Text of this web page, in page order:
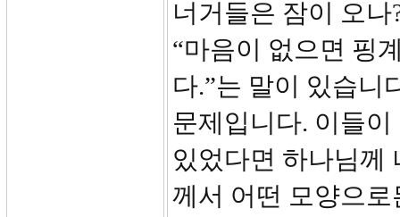
너거들은 잠이 오나
“마음이 없으면 핑
다.”는 말이 있습니
문제입니다. 이들
있었다면 하나님께
께서 어떤 모양으